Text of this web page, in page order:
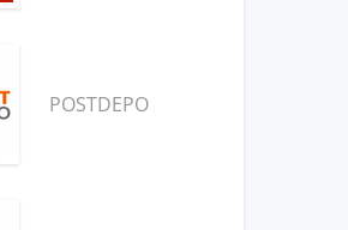
POSTDEPO